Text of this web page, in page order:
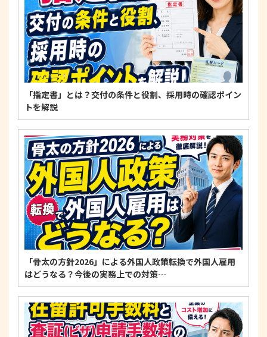
個人情報に関するお問い合わせ窓口
〒125-0061東京都葛飾区亀有3-21-11 藍ビル202
TEL：0120-550-580
株式会社 アルフォース･ワン 個人情報保護担当
「指定書」とは？交付の条件と役割、採用時の確認ポイン
トを解説
「骨太の方針2026」による外国人政策転換で外国人雇用
はどうなる？今後の実務上での対策…